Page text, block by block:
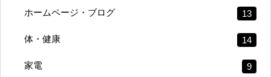
ホームページ・ブログ 13
体・健康 14
家電 9